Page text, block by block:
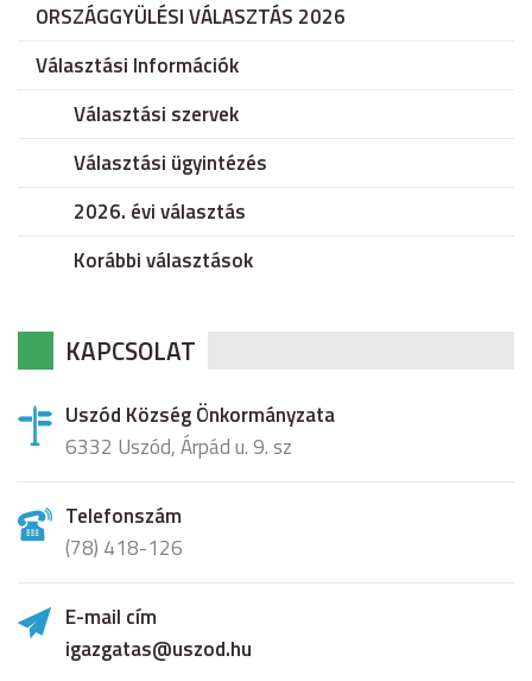
ORSZÁGGYÜLÉSI VÁLASZTÁS 2026
Választási Információk
Választási szervek
Választási ügyintézés
2026. évi választás
Korábbi választások
KAPCSOLAT
Uszód Község Önkormányzata
6332 Uszód, Árpád u. 9. sz
Telefonszám
(78) 418-126
E-mail cím
igazgatas@uszod.hu